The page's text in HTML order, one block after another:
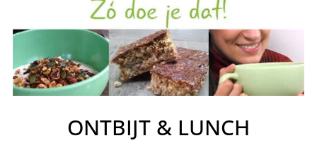
ONTBIJT & LUNCH